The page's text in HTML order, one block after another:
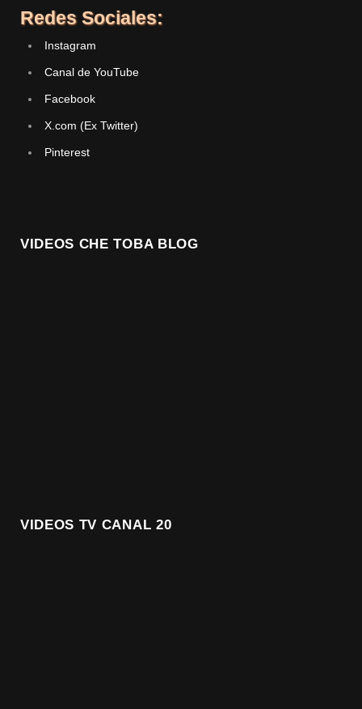
Redes Sociales:
Instagram
Canal de YouTube
Facebook
X.com (Ex Twitter)
Pinterest
VIDEOS CHE TOBA BLOG
VIDEOS TV CANAL 20